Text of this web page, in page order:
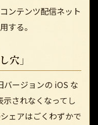
ンテンツ配信ネット
する。
穴」
ージョンの iOS な
されなくなってし
ェアはごくわずかで